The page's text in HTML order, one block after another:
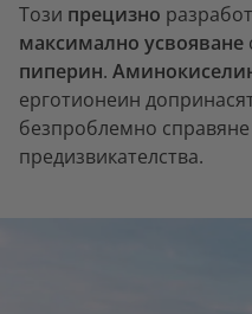
Този прецизно
максимално усвояване
пиперин.
ерготионеин
безпроблемно
предизвикателства.